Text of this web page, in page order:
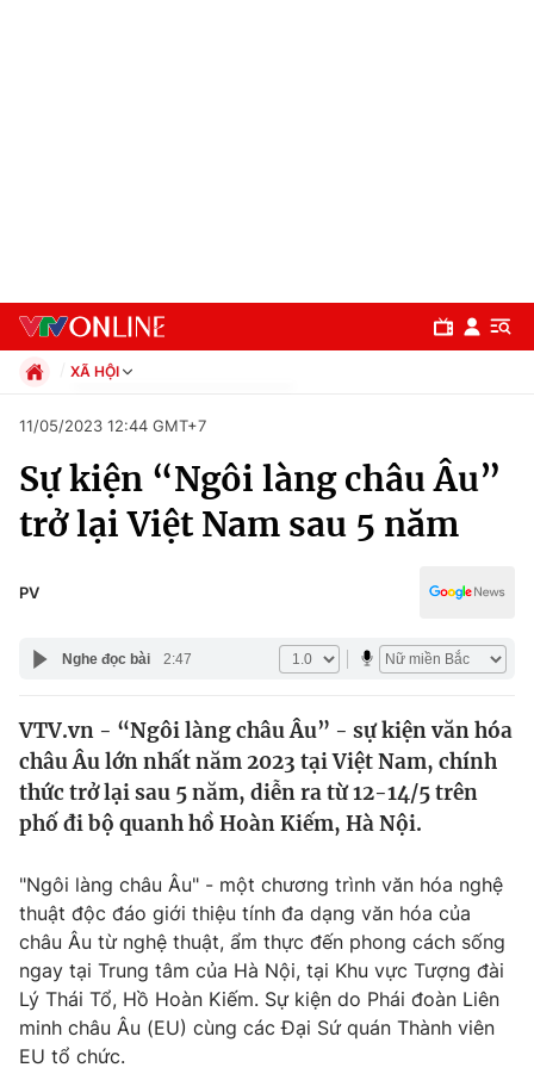
Chuyên mục
Chính trị
Y tế
Thế giới
Thế giới đó đây
Câu chuyện quốc tế
Kinh tế
Tài chính
Thị trường
Góc doanh nghiệp
Dữ liệu và đời sống
Truyền hình
XÃ HỘI
Xã hội
Pháp luật
Kinh tế
Thể thao
Đời sống
Giáo dục
11/05/2023 12:44 GMT+7
Sự kiện “Ngôi làng châu Âu”
trở lại Việt Nam sau 5 năm
PV
Nghe đọc bài 2:47
VTV.vn - “Ngôi làng châu Âu” - sự kiện văn hóa
châu Âu lớn nhất năm 2023 tại Việt Nam, chính
thức trở lại sau 5 năm, diễn ra từ 12-14/5 trên
phố đi bộ quanh hồ Hoàn Kiếm, Hà Nội.
"Ngôi làng châu Âu" - một chương trình văn hóa nghệ
thuật độc đáo giới thiệu tính đa dạng văn hóa của
châu Âu từ nghệ thuật, ẩm thực đến phong cách sống
ngay tại Trung tâm của Hà Nội, tại Khu vực Tượng đài
Lý Thái Tổ, Hồ Hoàn Kiếm. Sự kiện do Phái đoàn Liên
minh châu Âu (EU) cùng các Đại Sứ quán Thành viên
EU tổ chức.